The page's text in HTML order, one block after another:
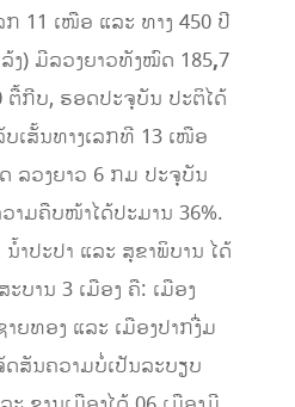
ກ 11 ເໜືອ ແລະ ທາງ 450 ປີ
ງ) ມີລວງຍາວທັງໝົດ 185,7
ຕື້ກີບ, ຮອດປະຈຸບັນ ປະຕິໄດ້
ເສັ້ນທາງເລກທີ 13 ເໜືອ
ລວງຍາວ 6 ກມ ປະຈຸບັນ
າມຄືບໜ້າໄດ້ປະມານ 36%.
ນໍ້າປະປາ ແລະ ສຸຂາພິບານ ໄດ້
ບານ 3 ເມືອງ ຄື: ເມືອງ
ຍທອງ ແລະ ເມືອງປາກງື່ມ
ສັນຄວາມບໍ່ເປັນລະບຽບ